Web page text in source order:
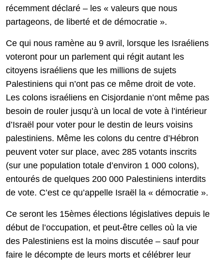
récemment déclaré – les « valeurs que nous
partageons, de liberté et de démocratie ».
Ce qui nous ramène au 9 avril, lorsque les Israéliens
voteront pour un parlement qui régit autant les
citoyens israéliens que les millions de sujets
Palestiniens qui n’ont pas ce même droit de vote.
Les colons israéliens en Cisjordanie n’ont même pas
besoin de rouler jusqu’à un local de vote à l’intérieur
d’Israël pour voter pour le destin de leurs voisins
palestiniens. Même les colons du centre d’Hébron
peuvent voter sur place, avec 285 votants inscrits
(sur une population totale d’environ 1 000 colons),
entourés de quelques 200 000 Palestiniens interdits
de vote. C’est ce qu’appelle Israël la « démocratie ».
Ce seront les 15èmes élections législatives depuis le
début de l’occupation, et peut-être celles où la vie
des Palestiniens est la moins discutée – sauf pour
faire le décompte de leurs morts et célébrer leur